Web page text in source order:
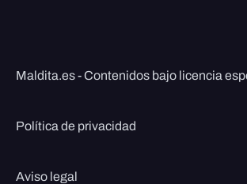
Maldita.es - Contenidos bajo licencia
Política de privacidad
Aviso legal